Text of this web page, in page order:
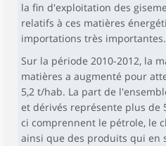
la fin d'exploitation des
relatifs à ces matières
importations très importantes.
Sur la période 2010-2012, la
matières a augmenté pour
5,2 t/hab. La part de
et dérivés représente plus de
ci comprennent le pétrole, le
ainsi que des produits qui en